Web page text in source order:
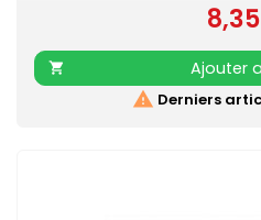
et résistante Poignée
Mousqueton laqué noir
NYLON
Prix

Ajouter
 Derniers